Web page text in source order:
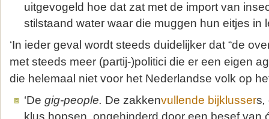
uitgevogeld hoe dat zat met de import van
stilstaand water waar die muggen hun eitjes in
‘In ieder geval wordt steeds duidelijker dat “de
met steeds meer (partij-)politici die er een eigen
die helemaal niet voor het Nederlandse volk op
‘De gig-people. De zakkenvullende bijklussers,
klus hopsen, ongehinderd door een besef van